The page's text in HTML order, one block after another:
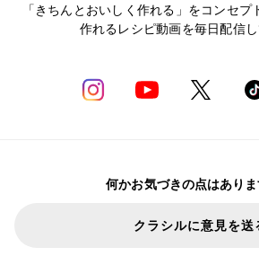
「きちんとおいしく作れる」をコンセプ
作れるレシピ動画を毎日配信し
何かお気づきの点はありま
クラシルに意見を送